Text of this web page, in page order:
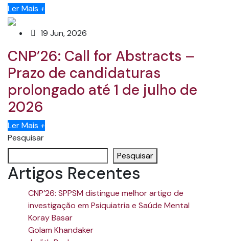
Ler Mais +
19 Jun, 2026
CNP’26: Call for Abstracts –
Prazo de candidaturas
prolongado até 1 de julho de
2026
Ler Mais +
Pesquisar
Pesquisar
Artigos Recentes
CNP’26: SPPSM distingue melhor artigo de
investigação em Psiquiatria e Saúde Mental
Koray Basar
Golam Khandaker